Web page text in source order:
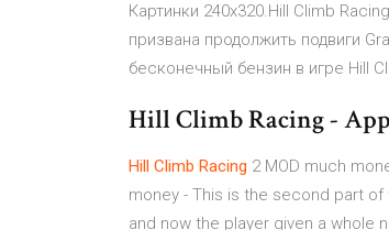
Картинки 240x320.Hill Climb
призвана продолжить подвиги
бесконечный бензин в игре Hill
Hill Climb Racing -
Hill Climb Racing 2 MOD much
money - This is the second part
and now the player given a whole